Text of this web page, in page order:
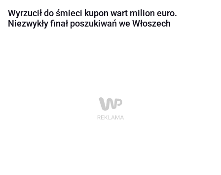
Wyrzucił do śmieci kupon wart milion euro.
Niezwykły finał poszukiwań we Włoszech